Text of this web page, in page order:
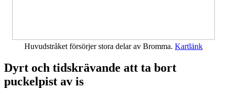
Huvudstråket försörjer stora delar av Bromma. Kartlänk
Dyrt och tidskrävande att ta bort
puckelpist av is